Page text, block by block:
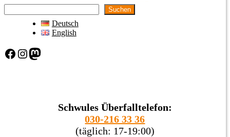
Suchen
Deutsch
English
Facebook Instagram Mastodon
Schwules Überfalltelefon:
030-216 33 36
(täglich: 17-19:00)